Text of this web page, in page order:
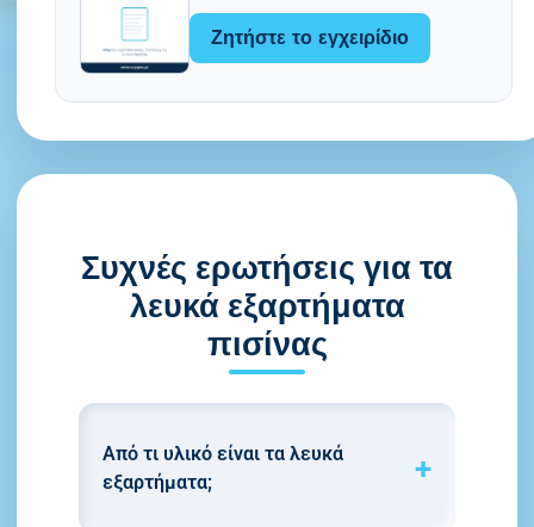
Ζητήστε το εγχειρίδιο
Συχνές ερωτήσεις για τα
λευκά εξαρτήματα
πισίνας
Από τι υλικό είναι τα λευκά
εξαρτήματα;